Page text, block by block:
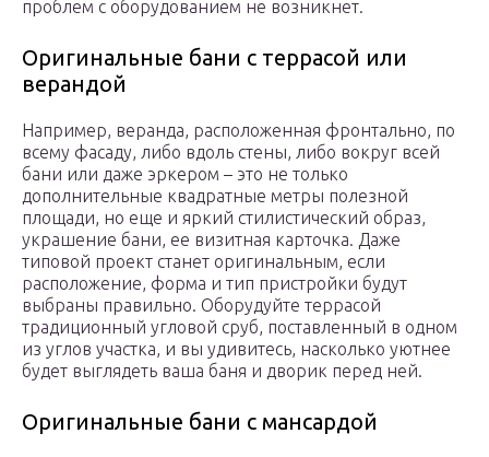
проблем с оборудованием не возникнет.
Оригинальные бани с террасой или
верандой
Например, веранда, расположенная фронтально, по
всему фасаду, либо вдоль стены, либо вокруг всей
бани или даже эркером – это не только
дополнительные квадратные метры полезной
площади, но еще и яркий стилистический образ,
украшение бани, ее визитная карточка. Даже
типовой проект станет оригинальным, если
расположение, форма и тип пристройки будут
выбраны правильно. Оборудуйте террасой
традиционный угловой сруб, поставленный в одном
из углов участка, и вы удивитесь, насколько уютнее
будет выглядеть ваша баня и дворик перед ней.
Оригинальные бани с мансардой